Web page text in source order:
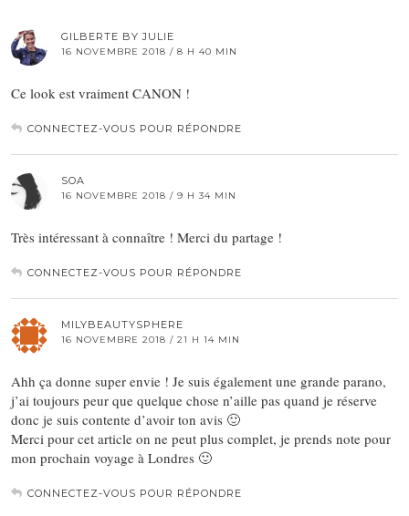
GILBERTE BY JULIE
16 NOVEMBRE 2018 / 8 H 40 MIN
Ce look est vraiment CANON !
CONNECTEZ-VOUS POUR RÉPONDRE
SOA
16 NOVEMBRE 2018 / 9 H 34 MIN
Très intéressant à connaître ! Merci du partage !
CONNECTEZ-VOUS POUR RÉPONDRE
MILYBEAUTYSPHERE
16 NOVEMBRE 2018 / 21 H 14 MIN
Ahh ça donne super envie ! Je suis également une grande parano,
j’ai toujours peur que quelque chose n’aille pas quand je réserve
donc je suis contente d’avoir ton avis 🙂
Merci pour cet article on ne peut plus complet, je prends note pour
mon prochain voyage à Londres 🙂
CONNECTEZ-VOUS POUR RÉPONDRE